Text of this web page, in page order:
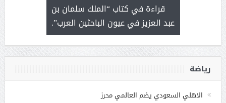
قراءة في كتاب “الملك سلمان بن
عبد العزيز في عيون الباحثين العرب”.
رياضة
الاهلي السعودي يضم العالمي محرز